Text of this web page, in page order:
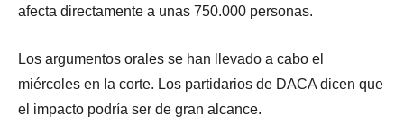
afecta directamente a unas 750.000 personas.
Los argumentos orales se han llevado a cabo el
miércoles en la corte. Los partidarios de DACA dicen que
el impacto podría ser de gran alcance.